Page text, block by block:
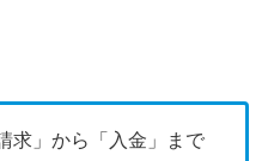
求」から「入金」まで